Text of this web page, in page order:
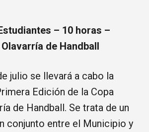
– 10 horas –
de Handball
julio se llevará a cabo la
Edición de la Copa
de Handball. Se trata de un
conjunto entre el Municipio y